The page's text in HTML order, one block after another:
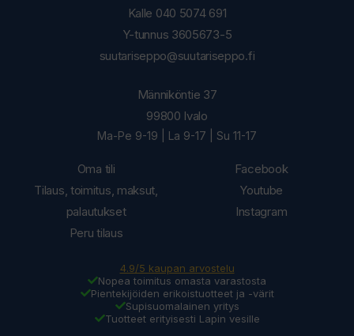
Kalle 040 5074 691
Y-tunnus 3605673-5
suutariseppo@suutariseppo.fi
Oma tili
Tilaus, toimitus, maksut,
palautukset
Peru tilaus
Männiköntie 37
99800 Ivalo
Ma-Pe 9-19 | La 9-17 | Su 11-17
Facebook
Youtube
Instagram
4.9/5 kaupan arvostelu
Nopea toimitus omasta varastosta
Pientekijöiden erikoistuotteet ja -värit
Supisuomalainen yritys
Tuotteet erityisesti Lapin vesille